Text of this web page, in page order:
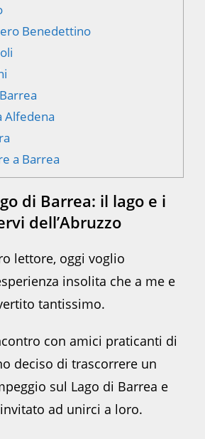
Benedettino
Alfedena
a Barrea
di Barrea: il lago e i
dell’Abruzzo
lettore, oggi voglio
insolita che a me e
tantissimo.
con amici praticanti di
deciso di trascorrere un
sul Lago di Barrea e
ad unirci a loro.